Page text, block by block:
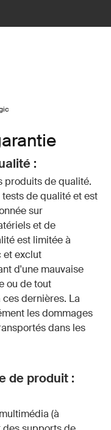
:
produits de qualité.
de qualité et est
sur
et de
est limitée à
et exclut
d'une mauvaise
ou de tout
dernières. La
les dommages
dans les
de produit :
(à